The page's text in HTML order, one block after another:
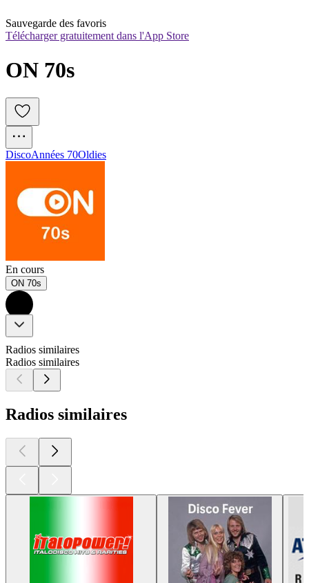
Sauvegarde des favoris
Télécharger gratuitement dans l'App Store
ON 70s
DiscoAnnées 70Oldies
En cours
ON 70s
Radios similaires
Radios similaires
Radios similaires